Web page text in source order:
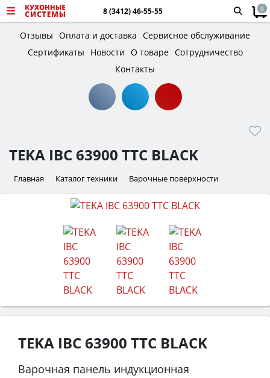
8 (3412) 46-55-55 0
Отзывы Оплата и доставка Сервисное обслуживание
Сертификаты
Новости О товаре Сотрудничество
Контакты
TEKA IBC 63900 TTC BLACK
Главная Каталог техники Варочные поверхности
TEKA IBC 63900 TTC BLACK
Варочная панель индукционная